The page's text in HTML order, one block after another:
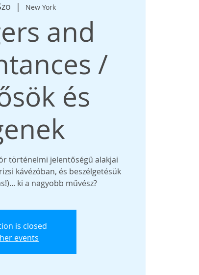
  |
New York
and
/
és
történelmi jelentőségű alakjai
kávézóban, és beszélgetésük
ki a nagyobb művész?
is closed
events